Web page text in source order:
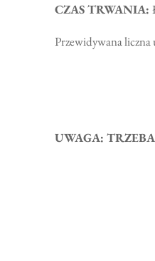
CZAS TRWANIA:
Przewidywana liczna
UWAGA: